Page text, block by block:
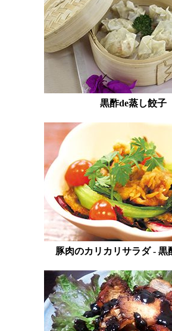
黒酢de蒸し餃子
豚肉のカリカリサラダ - 黒